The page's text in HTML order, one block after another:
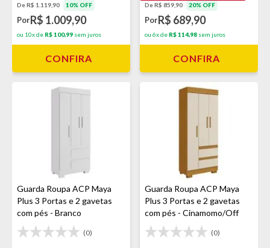
De R$ 1.119,90 10% OFF
PorR$ 1.009,90
ou 10x de R$ 100,99 sem juros
CONFIRA
De R$ 859,90 20% OFF
PorR$ 689,90
ou 6x de R$ 114,98 sem juros
CONFIRA
Guarda Roupa ACP Maya
Plus 3 Portas e 2 gavetas
com pés - Branco
(0)
Guarda Roupa ACP Maya
Plus 3 Portas e 2 gavetas
com pés - Cinamomo/Off
White
(0)